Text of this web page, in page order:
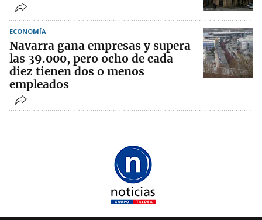
ECONOMÍA
Navarra gana empresas y supera
las 39.000, pero ocho de cada
diez tienen dos o menos
empleados